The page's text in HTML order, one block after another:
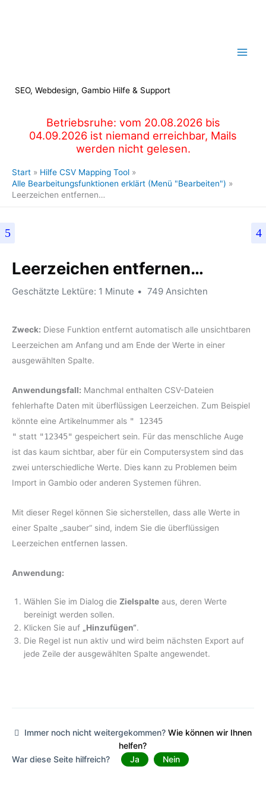
SEO, Webdesign, Gambio Hilfe & Support
Betriebsruhe: vom 20.08.2026 bis
04.09.2026 ist niemand erreichbar, Mails
werden nicht gelesen.
Start
Hilfe CSV Mapping Tool
Alle Bearbeitungsfunktionen erklärt (Menü "Bearbeiten")
Leerzeichen entfernen…
Leerzeichen entfernen…
Geschätzte Lektüre: 1 Minute 749 Ansichten
Zweck: Diese Funktion entfernt automatisch alle unsichtbaren
Leerzeichen am Anfang und am Ende der Werte in einer
ausgewählten Spalte.
Anwendungsfall: Manchmal enthalten CSV-Dateien
fehlerhafte Daten mit überflüssigen Leerzeichen. Zum Beispiel
könnte eine Artikelnummer als " 12345
" statt "12345" gespeichert sein. Für das menschliche Auge
ist das kaum sichtbar, aber für ein Computersystem sind das
zwei unterschiedliche Werte. Dies kann zu Problemen beim
Import in Gambio oder anderen Systemen führen.
Mit dieser Regel können Sie sicherstellen, dass alle Werte in
einer Spalte „sauber“ sind, indem Sie die überflüssigen
Leerzeichen entfernen lassen.
Anwendung:
Wählen Sie im Dialog dieZielspalte aus, deren Werte
bereinigt werden sollen.
Klicken Sie auf „Hinzufügen“.
Die Regel ist nun aktiv und wird beim nächsten Export auf
jede Zeile der ausgewählten Spalte angewendet.
Immer noch nicht weitergekommen? Wie können wir Ihnen
helfen?
War diese Seite hilfreich?
Ja Nein